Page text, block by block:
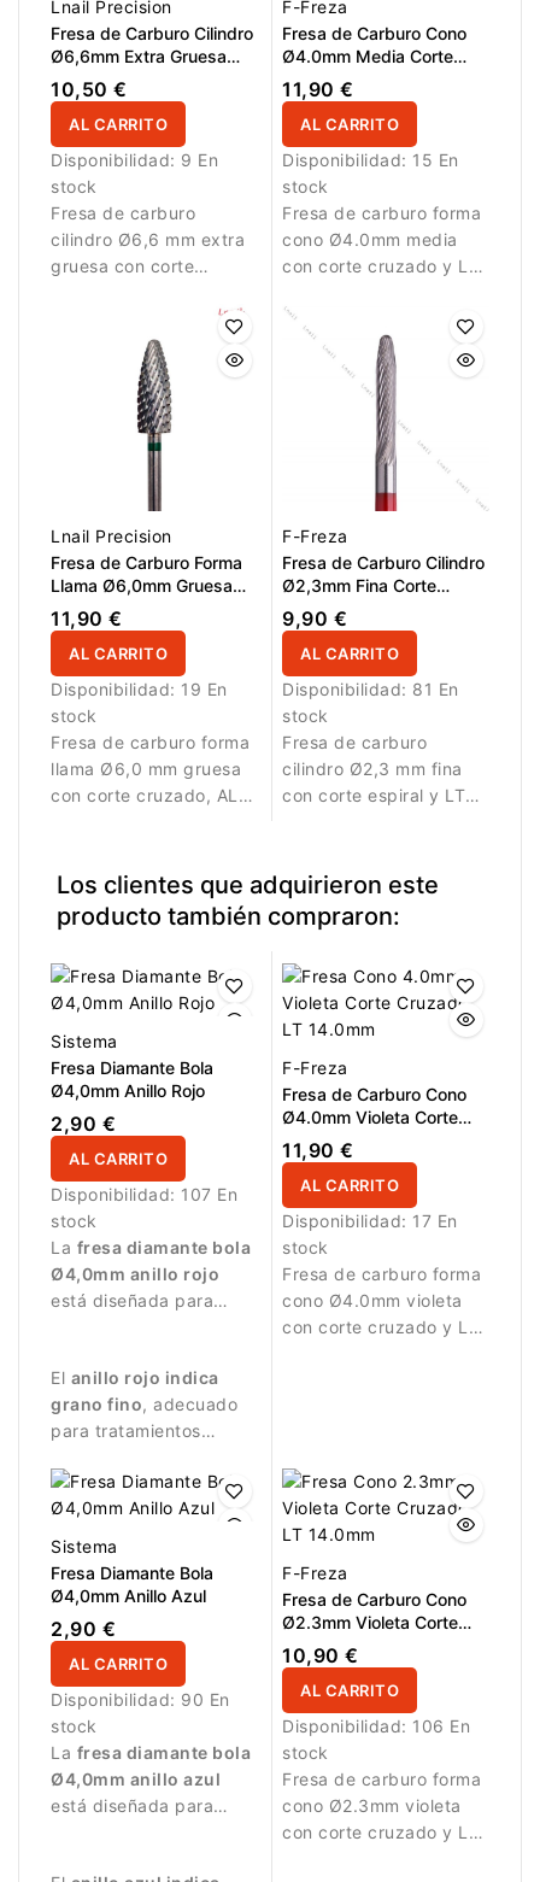
Lnail Precision
Fresa de Carburo Cilindro
Ø6,6mm Extra Gruesa
Corte Cruzado LT 12,7mm
L/R
10,50 €
AL CARRITO
Disponibilidad: 9 En
stock
Fresa de carburo
cilindro Ø6,6 mm extra
gruesa con corte
Ideal para eliminación
rápida de material.
F-Freza
Fresa de Carburo Cono
Ø4.0mm Media Corte
Cruzado LT 12.0mm
11,90 €
AL CARRITO
Disponibilidad: 15 En
stock
Fresa de carburo forma
cono Ø4.0mm media
con corte cruzado y LT
trabajos de precisión y
eliminación controlada
de material.
Lnail Precision
Fresa de Carburo Forma
Llama Ø6,0mm Gruesa
Corte Cruzado LT
16,0mm L/R
11,90 €
AL CARRITO
Disponibilidad: 19 En
stock
Fresa de carburo forma
llama Ø6,0 mm gruesa
con corte cruzado, AL
gel, acrílico y polygel
con alta eficiencia y
control.
F-Freza
Fresa de Carburo Cilindro
Ø2,3mm Fina Corte
Espiral LT 14,0mm
9,90 €
AL CARRITO
Disponibilidad: 81 En
stock
Fresa de carburo
cilindro Ø2,3 mm fina
con corte espiral y LT
Los clientes que adquirieron este
producto también compraron:
Sistema
Fresa Diamante Bola
Ø4,0mm Anillo Rojo
2,90 €
AL CARRITO
Disponibilidad: 107 En
stock
La fresa diamante bola
Ø4,0mm anillo rojo
está diseñada para
El anillo rojo indica
grano fino, adecuado
para tratamientos
F-Freza
Fresa de Carburo Cono
Ø4.0mm Violeta Corte
Cruzado LT 14.0mm
11,90 €
AL CARRITO
Disponibilidad: 17 En
stock
Fresa de carburo forma
cono Ø4.0mm violeta
con corte cruzado y LT
Sistema
Fresa Diamante Bola
Ø4,0mm Anillo Azul
2,90 €
AL CARRITO
Disponibilidad: 90 En
stock
La fresa diamante bola
Ø4,0mm anillo azul
está diseñada para
F-Freza
Fresa de Carburo Cono
Ø2.3mm Violeta Corte
Cruzado LT 14.0mm
10,90 €
AL CARRITO
Disponibilidad: 106 En
stock
Fresa de carburo forma
cono Ø2.3mm violeta
con corte cruzado y LT